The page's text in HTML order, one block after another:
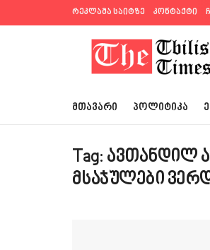
რეკლამა საიტზე კონტაქტი
ᲛᲗᲐᲕᲐᲠᲘ ᲞᲝᲚᲘᲢᲘᲙᲐ
Tag: ავთანდილ
მსაჯულები